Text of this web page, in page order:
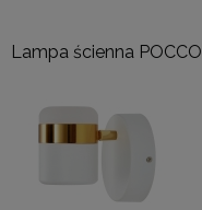
Lampa ścienna